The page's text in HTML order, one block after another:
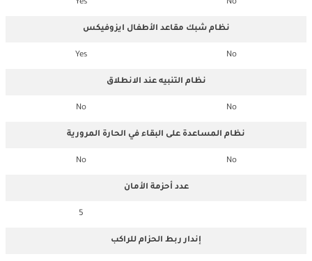
No
Yes
نظام شبك مقاعد الأطفال ايزوفيكس
No
Yes
نظام التنبيه عند الانطلاق
No
No
نظام المساعدة على البقاء في الحارة المرورية
No
No
عدد أحزمة الأمان
5
إندار ربط الحزام للراكب